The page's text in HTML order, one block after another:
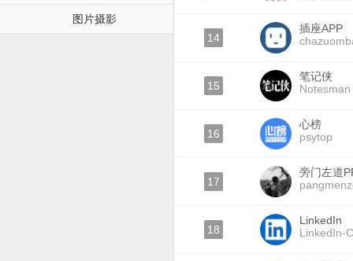
图片摄影
14
插座APP
15
笔记侠
Notesman
16
心榜
psytop
17
旁门左道
18
LinkedIn
LinkedIn-